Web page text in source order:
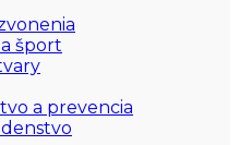
šport
a prevencia